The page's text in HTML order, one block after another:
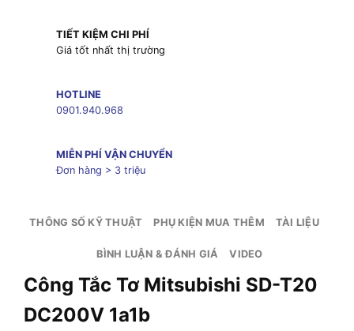
TIẾT KIỆM CHI PHÍ
Giá tốt nhất thị trường
HOTLINE
0901.940.968
MIỄN PHÍ VẬN CHUYỂN
Đơn hàng > 3 triệu
THÔNG SỐ KỸ THUẬT PHỤ KIỆN MUA THÊM TÀI LIỆU
BÌNH LUẬN & ĐÁNH GIÁ VIDEO
Công Tắc Tơ Mitsubishi SD-T20
DC200V 1a1b